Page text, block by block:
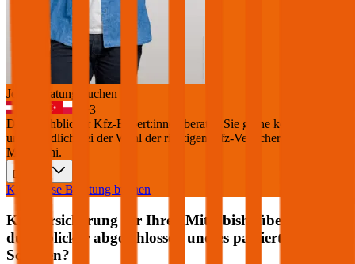
Jetzt Beratung buchen
+3
Die durchblicker Kfz-Expert:innen beraten Sie gerne kostenlos &
unverbindlich bei der Wahl der richtigen Kfz-Versicherung für Ihren
Mitsubishi.
Deutsch
Kostenlose Beratung buchen
Kfz Versicherung für Ihren Mitsubishi
über
durchblicker abgeschlossen und es passiert ein
Schaden?